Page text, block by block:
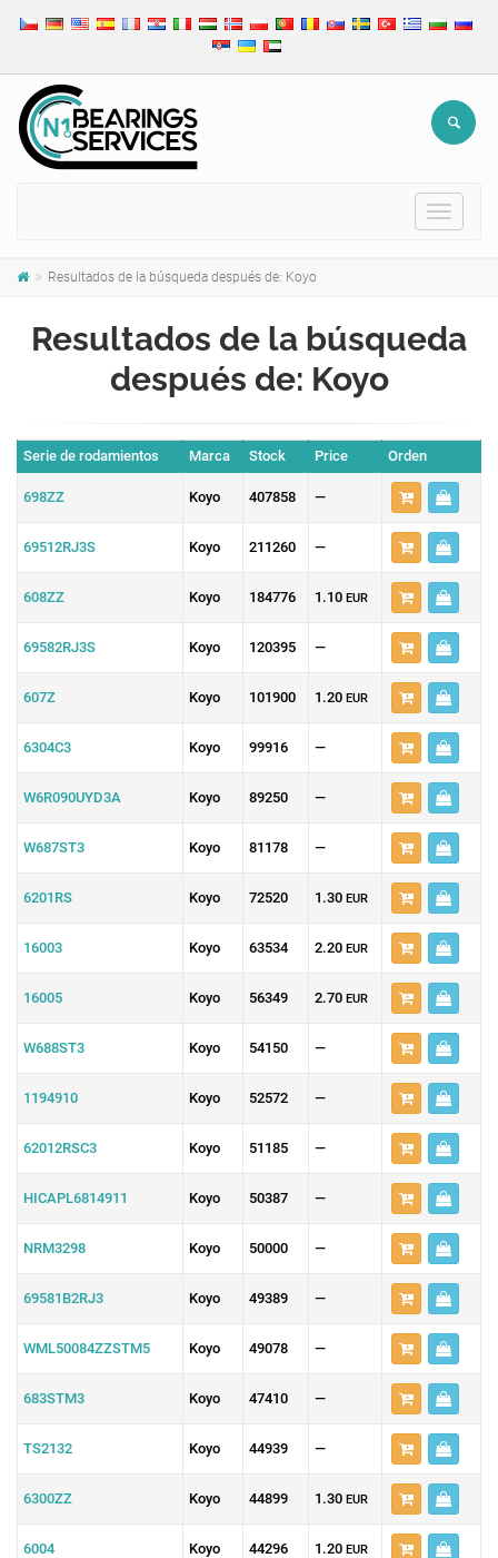
Toggle
Resultados de la búsqueda después de: Koyo
Resultados de la búsqueda
después de: Koyo
Serie de rodamientos Marca Stock Price Orden
698ZZ Koyo 407858 —
69512RJ3S Koyo 211260 —
608ZZ Koyo 184776 1.10 EUR
69582RJ3S Koyo 120395 —
607Z Koyo 101900 1.20 EUR
6304C3 Koyo 99916 —
W6R090UYD3A Koyo 89250 —
W687ST3 Koyo 81178 —
6201RS Koyo 72520 1.30 EUR
16003 Koyo 63534 2.20 EUR
16005 Koyo 56349 2.70 EUR
W688ST3 Koyo 54150 —
1194910 Koyo 52572 —
62012RSC3 Koyo 51185 —
HICAPL6814911 Koyo 50387 —
NRM3298 Koyo 50000 —
69581B2RJ3 Koyo 49389 —
WML50084ZZSTM5 Koyo 49078 —
683STM3 Koyo 47410 —
TS2132 Koyo 44939 —
6300ZZ Koyo 44899 1.30 EUR
6004 Koyo 44296 1.20 EUR